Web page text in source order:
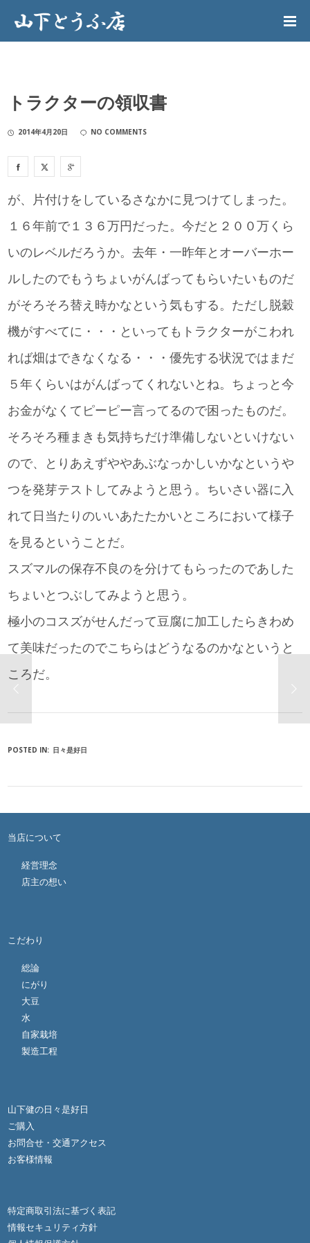
トラクターの領収書
2014年4月20日 NO COMMENTS
が、片付けをしているさなかに見つけてしまった。
１６年前で１３６万円だった。今だと２００万くら
いのレベルだろうか。去年・一昨年とオーバーホー
ルしたのでもうちょいがんばってもらいたいものだ
がそろそろ替え時かなという気もする。ただし脱穀
機がすべてに・・・といってもトラクターがこわれ
れば畑はできなくなる・・・優先する状況ではまだ
５年くらいはがんばってくれないとね。ちょっと今
お金がなくてピーピー言ってるので困ったものだ。
そろそろ種まきも気持ちだけ準備しないといけない
ので、とりあえずややあぶなっかしいかなというや
つを発芽テストしてみようと思う。ちいさい器に入
れて日当たりのいいあたたかいところにおいて様子
を見るということだ。
スズマルの保存不良のを分けてもらったのであした
ちょいとつぶしてみようと思う。
極小のコスズがせんだって豆腐に加工したらきわめ
て美味だったのでこちらはどうなるのかなというと
ころだ。
POSTED IN: 日々是好日
当店について
経営理念
店主の想い
こだわり
総論
にがり
大豆
水
自家栽培
製造工程
山下健の日々是好日
ご購入
お問合せ・交通アクセス
お客様情報
特定商取引法に基づく表記
情報セキュリティ方針